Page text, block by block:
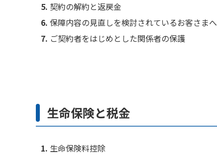
契約の解約と返戻金
保障内容の見直しを検討されているお客さまへ
ご契約者をはじめとした関係者の保護
生命保険と税金
生命保険料控除